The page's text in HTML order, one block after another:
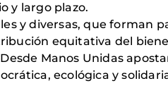
y largo plazo.
y diversas, que forman
equitativa del
Manos Unidas
ecológica y